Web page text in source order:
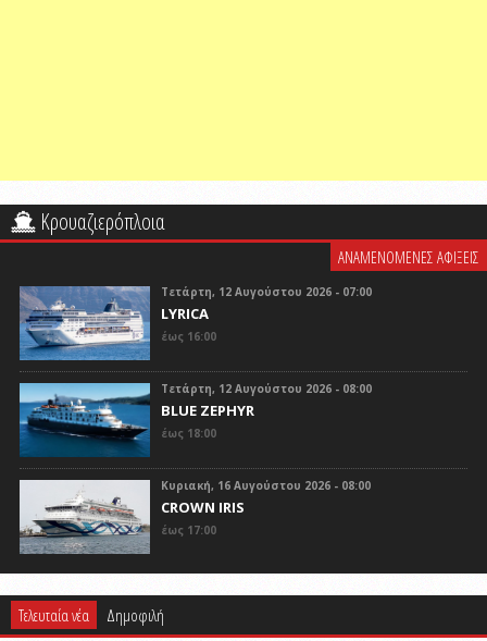
Κρουαζιερόπλοια
ΑΝΑΜΕΝΟΜΕΝΕΣ ΑΦΙΞΕΙΣ
Τετάρτη, 12 Αυγούστου 2026 - 07:00
LYRICA
έως 16:00
Τετάρτη, 12 Αυγούστου 2026 - 08:00
BLUE ZEPHYR
έως 18:00
Κυριακή, 16 Αυγούστου 2026 - 08:00
CROWN IRIS
έως 17:00
Τελευταία νέα Δημοφιλή